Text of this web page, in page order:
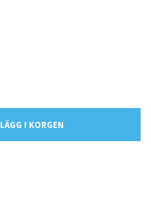
LÄGG I KORGEN